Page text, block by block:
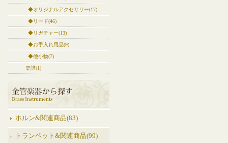
◆オリジナルアクセサリー(17)
◆リード(46)
◆リガチャー(13)
◆お手入れ用品(9)
◆他小物(7)
楽譜(1)
ホルン&関連商品(83)
トランペット&関連商品(99)